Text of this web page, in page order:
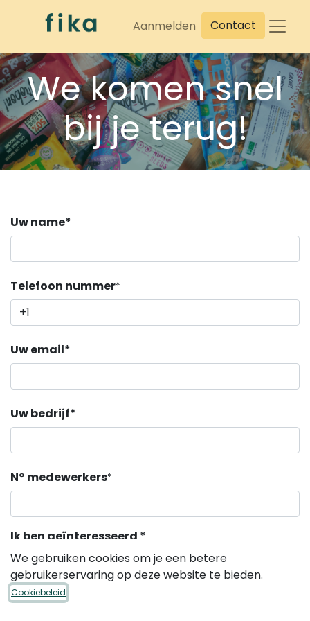
Aanmelden Contact
We komen snel
bij je terug!
Uw name*
Telefoon nummer*
Uw email*
Uw bedrijf*
N° medewerkers*
Ik ben geïnteresseerd *
Gezonde snacks
Gezonde dranken
Gezonde bulksnacks
Gezonde verkoopautomaat
We gebruiken cookies om je een betere
gebruikerservaring op deze website te bieden.
Cookiebeleid